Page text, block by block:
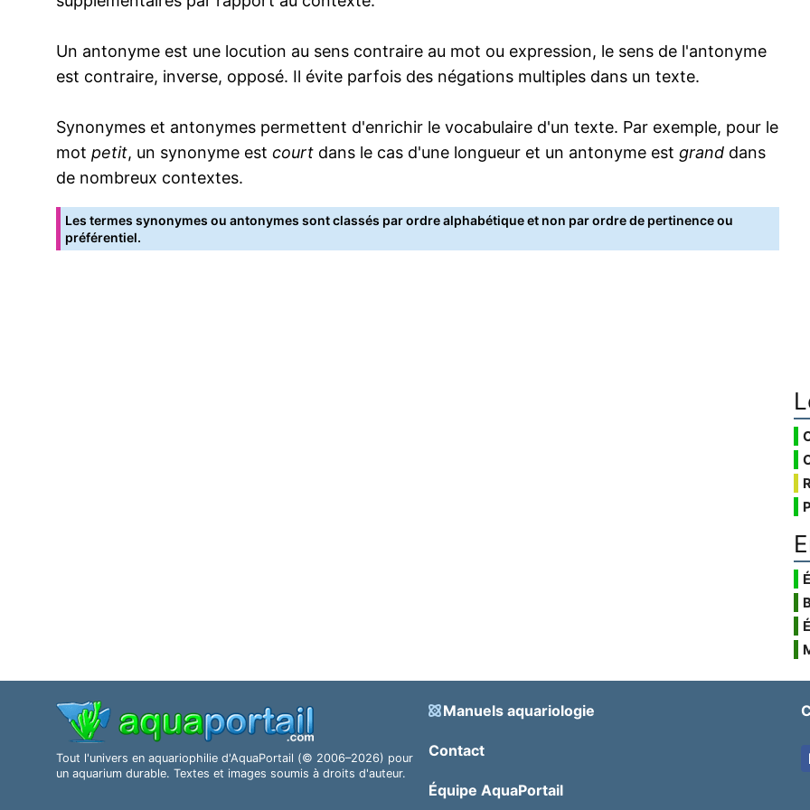
Un antonyme est une locution au sens contraire au mot ou expression, le sens de l'antonyme
est contraire, inverse, opposé. Il évite parfois des négations multiples dans un texte.
Synonymes et antonymes permettent d'enrichir le vocabulaire d'un texte. Par exemple, pour le
mot petit, un synonyme est court dans le cas d'une longueur et un antonyme est grand dans
de nombreux contextes.
Les termes synonymes ou antonymes sont classés par ordre alphabétique et non par ordre de pertinence ou
préférentiel.
Tout l'univers en aquariophilie d'AquaPortail (© 2006–2026) pour
un aquarium durable. Textes et images soumis à droits d'auteur.
Manuels aquariologie
Contact
Équipe AquaPortail